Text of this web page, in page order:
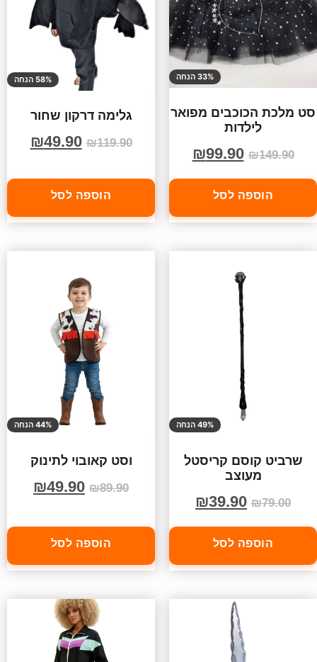
33% הנחה
סט מלכת הכוכבים מפואר
לילדות
₪149.90
₪99.90
הוספה לסל
58% הנחה
גלימה דרקון שחור
₪119.90
₪49.90
הוספה לסל
49% הנחה
שרביט קוסם קריסטל
מעוצב
₪79.00
₪39.90
הוספה לסל
44% הנחה
וסט קאובוי לתינוק
₪89.90
₪49.90
הוספה לסל